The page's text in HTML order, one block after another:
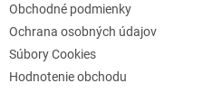
Obchodné podmienky
Ochrana osobných údajov
Súbory Cookies
Hodnotenie obchodu